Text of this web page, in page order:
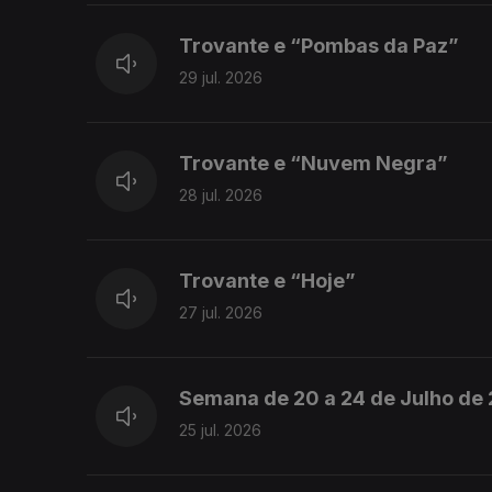
Trovante e “Pombas da Paz”
29 jul. 2026
Trovante e “Nuvem Negra”
28 jul. 2026
Trovante e “Hoje”
27 jul. 2026
Semana de 20 a 24 de Julho de
25 jul. 2026